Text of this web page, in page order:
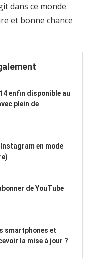
dans ce monde
et bonne chance
enfin disponible au
plein de
en mode
de YouTube
smartphones et
la mise à jour ?